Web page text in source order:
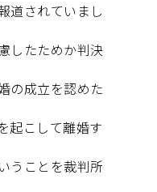
道されていまし
したためか判決
の成立を認めた
起こして離婚す
うことを裁判所